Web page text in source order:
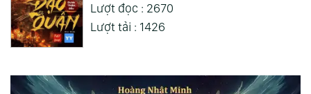
Lượt đọc : 2670
Lượt tải : 1426